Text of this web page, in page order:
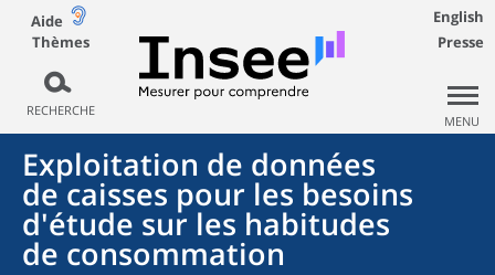
Aide
Thèmes
RECHERCHE
English
Presse
MENU
Exploitation de données
de caisses pour les besoins
d'étude sur les habitudes
de consommation